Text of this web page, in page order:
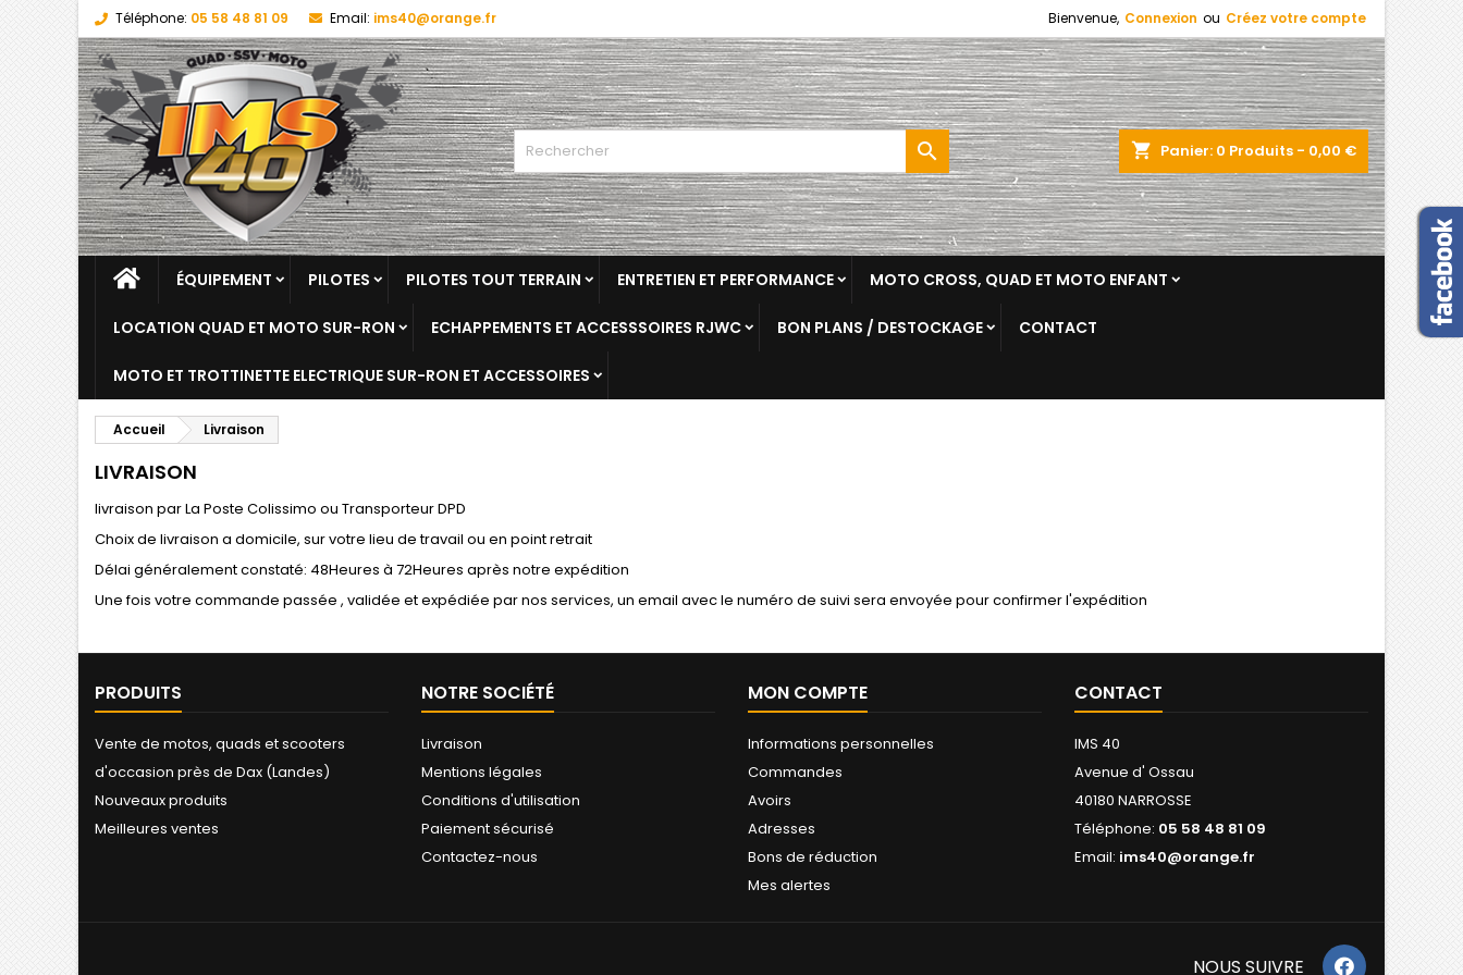
Téléphone: 05 58 48 81 09 Email: ims40@orange.fr Bienvenue, Connexion ou Créez votre compte
shopping_cart Panier: 0 Produits - 0,00 €

ÉQUIPEMENT PILOTES PILOTES TOUT TERRAIN ENTRETIEN ET PERFORMANCE MOTO CROSS, QUAD ET MOTO ENFANT
LOCATION QUAD ET MOTO SUR-RON ECHAPPEMENTS ET ACCESSSOIRES RJWC BON PLANS / DESTOCKAGE CONTACT
MOTO ET TROTTINETTE ELECTRIQUE SUR-RON ET ACCESSOIRES
Accueil Livraison
LIVRAISON
livraison par La Poste Colissimo ou Transporteur DPD
Choix de livraison a domicile, sur votre lieu de travail ou en point retrait
Délai généralement constaté: 48Heures à 72Heures après notre expédition
Une fois votre commande passée , validée et expédiée par nos services, un email avec le numéro de suivi sera envoyée pour confirmer l'expédition
PRODUITS
Vente de motos, quads et scooters
d'occasion près de Dax (Landes)
Nouveaux produits
Meilleures ventes
NOTRE SOCIÉTÉ
Livraison
Mentions légales
Conditions d'utilisation
Paiement sécurisé
Contactez-nous
MON COMPTE
Informations personnelles
Commandes
Avoirs
Adresses
Bons de réduction
Mes alertes
CONTACT
IMS 40
Avenue d' Ossau
40180 NARROSSE
Téléphone: 05 58 48 81 09
Email: ims40@orange.fr
NOUS SUIVRE